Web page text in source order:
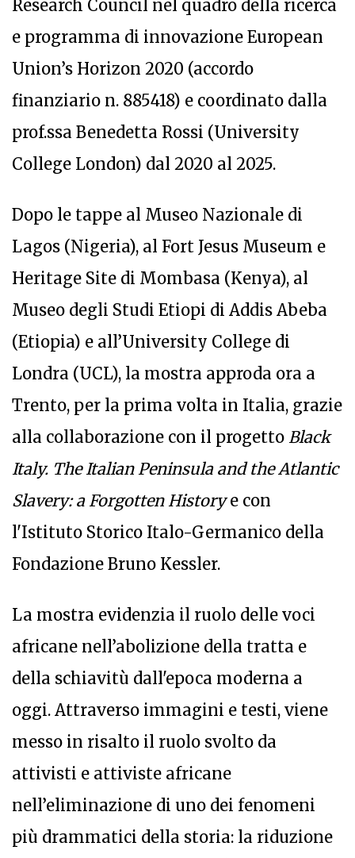
Research Council nel quadro della ricerca
e programma di innovazione European
Union’s Horizon 2020 (accordo
finanziario n. 885418) e coordinato dalla
prof.ssa Benedetta Rossi (University
College London) dal 2020 al 2025.
Dopo le tappe al Museo Nazionale di
Lagos (Nigeria), al Fort Jesus Museum e
Heritage Site di Mombasa (Kenya), al
Museo degli Studi Etiopi di Addis Abeba
(Etiopia) e all’University College di
Londra (UCL), la mostra approda ora a
Trento, per la prima volta in Italia, grazie
alla collaborazione con il progetto Black
Italy. The Italian Peninsula and the Atlantic
Slavery: a Forgotten Historye con
l'Istituto Storico Italo-Germanico della
Fondazione Bruno Kessler.
La mostra evidenzia il ruolo delle voci
africane nell’abolizione della tratta e
della schiavitù dall'epoca moderna a
oggi. Attraverso immagini e testi, viene
messo in risalto il ruolo svolto da
attivisti e attiviste africane
nell’eliminazione di uno dei fenomeni
più drammatici della storia: la riduzione